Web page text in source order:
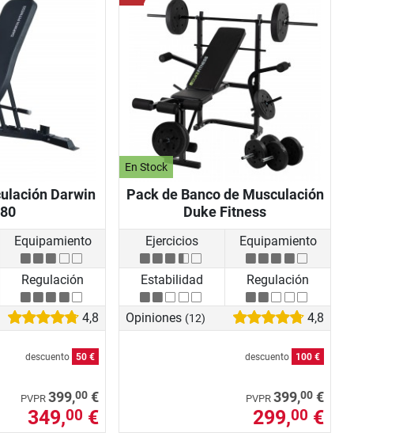
Darwin
Equipamiento
Regulación
4,8
descuento 50 €
PVPR 399,00 €
349,00 €
En Stock
Pack de Banco de Musculación
Duke Fitness
Ejercicios Equipamiento
Estabilidad Regulación
Opiniones (12) 4,8
descuento 100 €
PVPR 399,00 €
299,00 €